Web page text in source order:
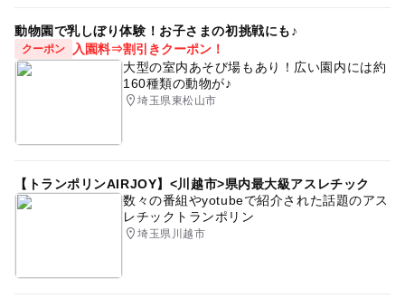
動物園で乳しぼり体験！お子さまの初挑戦にも♪
クーポン
入園料⇒割引きクーポン！
大型の室内あそび場もあり！広い園内には約
160種類の動物が♪
埼玉県東松山市
【トランポリンAIRJOY】<川越市>県内最大級アスレチック
数々の番組やyotubeで紹介された話題のアス
レチックトランポリン
埼玉県川越市